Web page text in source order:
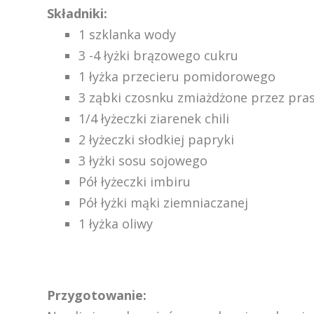
Składniki:
1 szklanka wody
3 -4 łyżki brązowego cukru
1 łyżka przecieru pomidorowego
3 ząbki czosnku zmiażdżone przez
1/4 łyżeczki ziarenek chili
2 łyżeczki słodkiej papryki
3 łyżki sosu sojowego
Pół łyżeczki imbiru
Pół łyżki mąki ziemniaczanej
1 łyżka oliwy
Przygotowanie: